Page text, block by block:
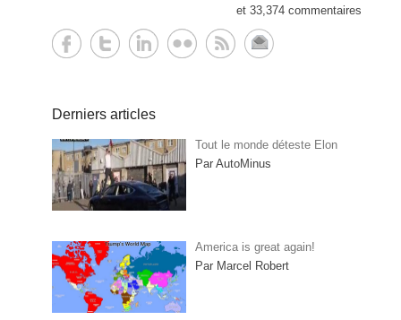
et 33,374 commentaires
Derniers articles
Tout le monde déteste Elon
Par AutoMinus
America is great again!
Par Marcel Robert